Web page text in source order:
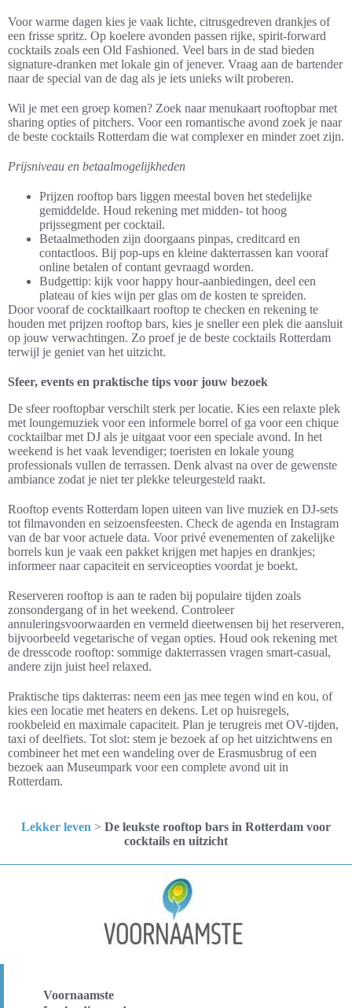
Voor warme dagen kies je vaak lichte, citrusgedreven drankjes of
een frisse spritz. Op koelere avonden passen rijke, spirit-forward
cocktails zoals een Old Fashioned. Veel bars in de stad bieden
signature-dranken met lokale gin of jenever. Vraag aan de bartender
naar de special van de dag als je iets unieks wilt proberen.
Wil je met een groep komen? Zoek naar menukaart rooftopbar met
sharing opties of pitchers. Voor een romantische avond zoek je naar
de beste cocktails Rotterdam die wat complexer en minder zoet zijn.
Prijsniveau en betaalmogelijkheden
Prijzen rooftop bars liggen meestal boven het stedelijke
gemiddelde. Houd rekening met midden- tot hoog
prijssegment per cocktail.
Betaalmethoden zijn doorgaans pinpas, creditcard en
contactloos. Bij pop-ups en kleine dakterrassen kan vooraf
online betalen of contant gevraagd worden.
Budgettip: kijk voor happy hour-aanbiedingen, deel een
plateau of kies wijn per glas om de kosten te spreiden.
Door vooraf de cocktailkaart rooftop te checken en rekening te
houden met prijzen rooftop bars, kies je sneller een plek die aansluit
op jouw verwachtingen. Zo proef je de beste cocktails Rotterdam
terwijl je geniet van het uitzicht.
Sfeer, events en praktische tips voor jouw bezoek
De sfeer rooftopbar verschilt sterk per locatie. Kies een relaxte plek
met loungemuziek voor een informele borrel of ga voor een chique
cocktailbar met DJ als je uitgaat voor een speciale avond. In het
weekend is het vaak levendiger; toeristen en lokale young
professionals vullen de terrassen. Denk alvast na over de gewenste
ambiance zodat je niet ter plekke teleurgesteld raakt.
Rooftop events Rotterdam lopen uiteen van live muziek en DJ-sets
tot filmavonden en seizoensfeesten. Check de agenda en Instagram
van de bar voor actuele data. Voor privé evenementen of zakelijke
borrels kun je vaak een pakket krijgen met hapjes en drankjes;
informeer naar capaciteit en serviceopties voordat je boekt.
Reserveren rooftop is aan te raden bij populaire tijden zoals
zonsondergang of in het weekend. Controleer
annuleringsvoorwaarden en vermeld dieetwensen bij het reserveren,
bijvoorbeeld vegetarische of vegan opties. Houd ook rekening met
de dresscode rooftop: sommige dakterrassen vragen smart-casual,
andere zijn juist heel relaxed.
Praktische tips dakterras: neem een jas mee tegen wind en kou, of
kies een locatie met heaters en dekens. Let op huisregels,
rookbeleid en maximale capaciteit. Plan je terugreis met OV-tijden,
taxi of deelfiets. Tot slot: stem je bezoek af op het uitzichtwens en
combineer het met een wandeling over de Erasmusbrug of een
bezoek aan Museumpark voor een complete avond uit in
Rotterdam.
Lekker leven > De leukste rooftop bars in Rotterdam voor
cocktails en uitzicht
Voornaamste